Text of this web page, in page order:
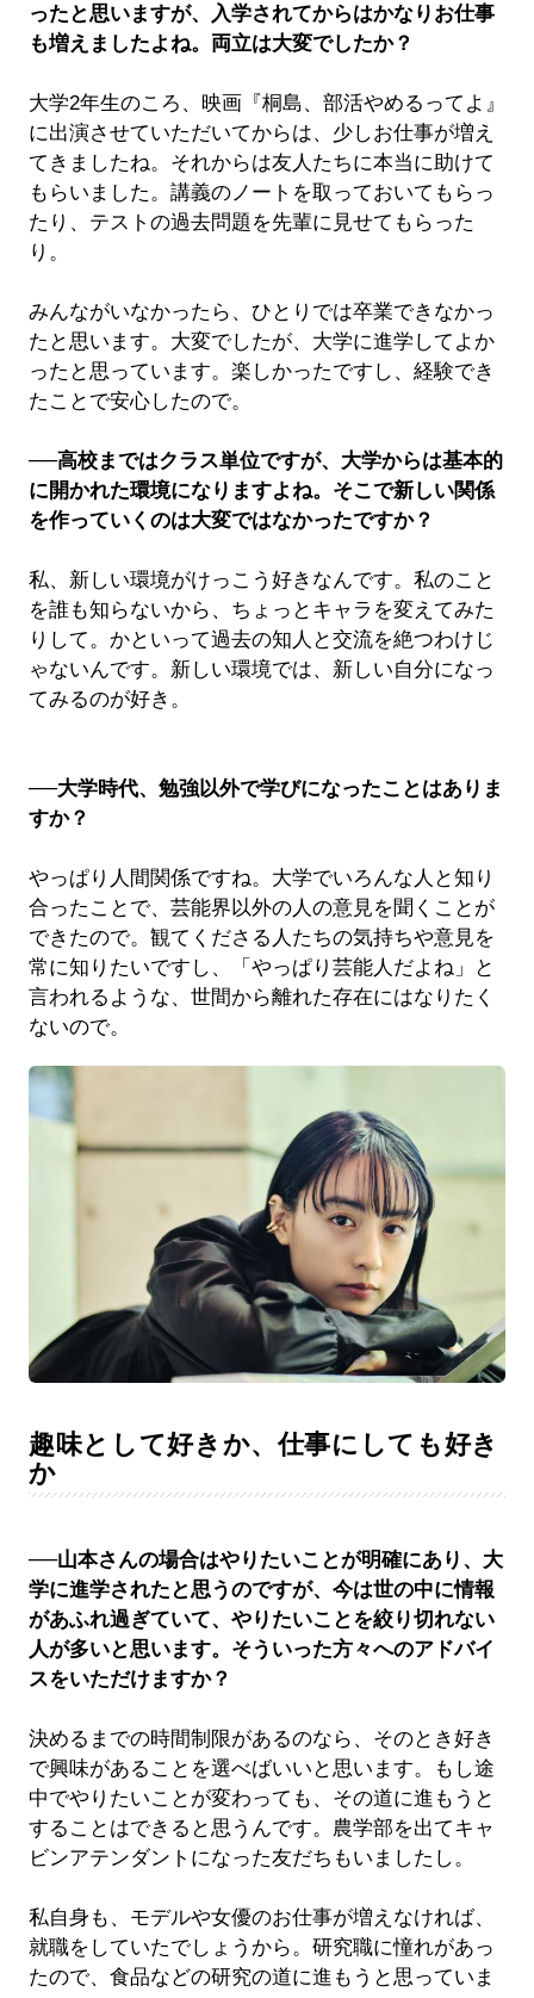
ったと思いますが、入学されてからはかなりお仕事
も増えましたよね。両立は大変でしたか？
大学2年生のころ、映画『桐島、部活やめるってよ』
に出演させていただいてからは、少しお仕事が増え
てきましたね。それからは友人たちに本当に助けて
もらいました。講義のノートを取っておいてもらっ
たり、テストの過去問題を先輩に見せてもらった
り。
みんながいなかったら、ひとりでは卒業できなかっ
たと思います。大変でしたが、大学に進学してよか
ったと思っています。楽しかったですし、経験でき
たことで安心したので。
──高校まではクラス単位ですが、大学からは基本的
に開かれた環境になりますよね。そこで新しい関係
を作っていくのは大変ではなかったですか？
私、新しい環境がけっこう好きなんです。私のこと
を誰も知らないから、ちょっとキャラを変えてみた
りして。かといって過去の知人と交流を絶つわけじ
ゃないんです。新しい環境では、新しい自分になっ
てみるのが好き。
──大学時代、勉強以外で学びになったことはありま
すか？
やっぱり人間関係ですね。大学でいろんな人と知り
合ったことで、芸能界以外の人の意見を聞くことが
できたので。観てくださる人たちの気持ちや意見を
常に知りたいですし、「やっぱり芸能人だよね」と
言われるような、世間から離れた存在にはなりたく
ないので。
趣味として好きか、仕事にしても好き
か
──山本さんの場合はやりたいことが明確にあり、大
学に進学されたと思うのですが、今は世の中に情報
があふれ過ぎていて、やりたいことを絞り切れない
人が多いと思います。そういった方々へのアドバイ
スをいただけますか？
決めるまでの時間制限があるのなら、そのとき好き
で興味があることを選べばいいと思います。もし途
中でやりたいことが変わっても、その道に進もうと
することはできると思うんです。農学部を出てキャ
ビンアテンダントになった友だちもいましたし。
私自身も、モデルや女優のお仕事が増えなければ、
就職をしていたでしょうから。研究職に憧れがあっ
たので、食品などの研究の道に進もうと思っていま